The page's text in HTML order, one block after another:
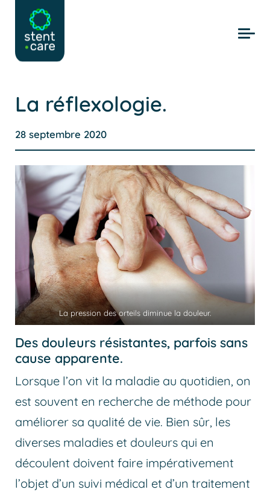
Skip to main content
La réflexologie.
28 septembre 2020
La pression des orteils diminue la douleur.
Des douleurs résistantes, parfois sans
cause apparente.
Lorsque l’on vit la maladie au quotidien, on
est souvent en recherche de méthode pour
améliorer sa qualité de vie. Bien sûr, les
diverses maladies et douleurs qui en
découlent doivent faire impérativement
l’objet d’un suivi médical et d’un traitement